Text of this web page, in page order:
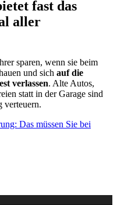
fast das
aller
sparen, wenn sie beim
und sich auf die
verlassen. Alte Autos,
statt in der Garage sind
verteuern.
Das müssen Sie bei